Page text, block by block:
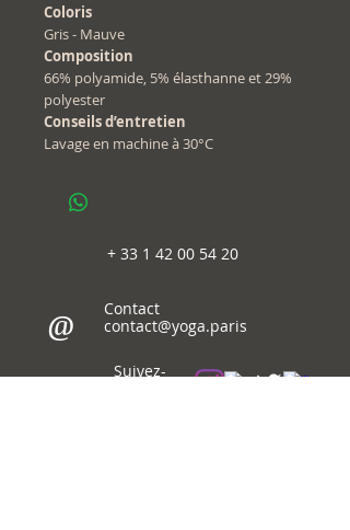
Coloris
Gris - Mauve
Composition
66% polyamide, 5% élasthanne et 29%
polyester
Conseils d’entretien
Lavage en machine à 30°C
@
+ 33 1 42 00 54 20
Contact
contact@yoga.paris
Suivez-